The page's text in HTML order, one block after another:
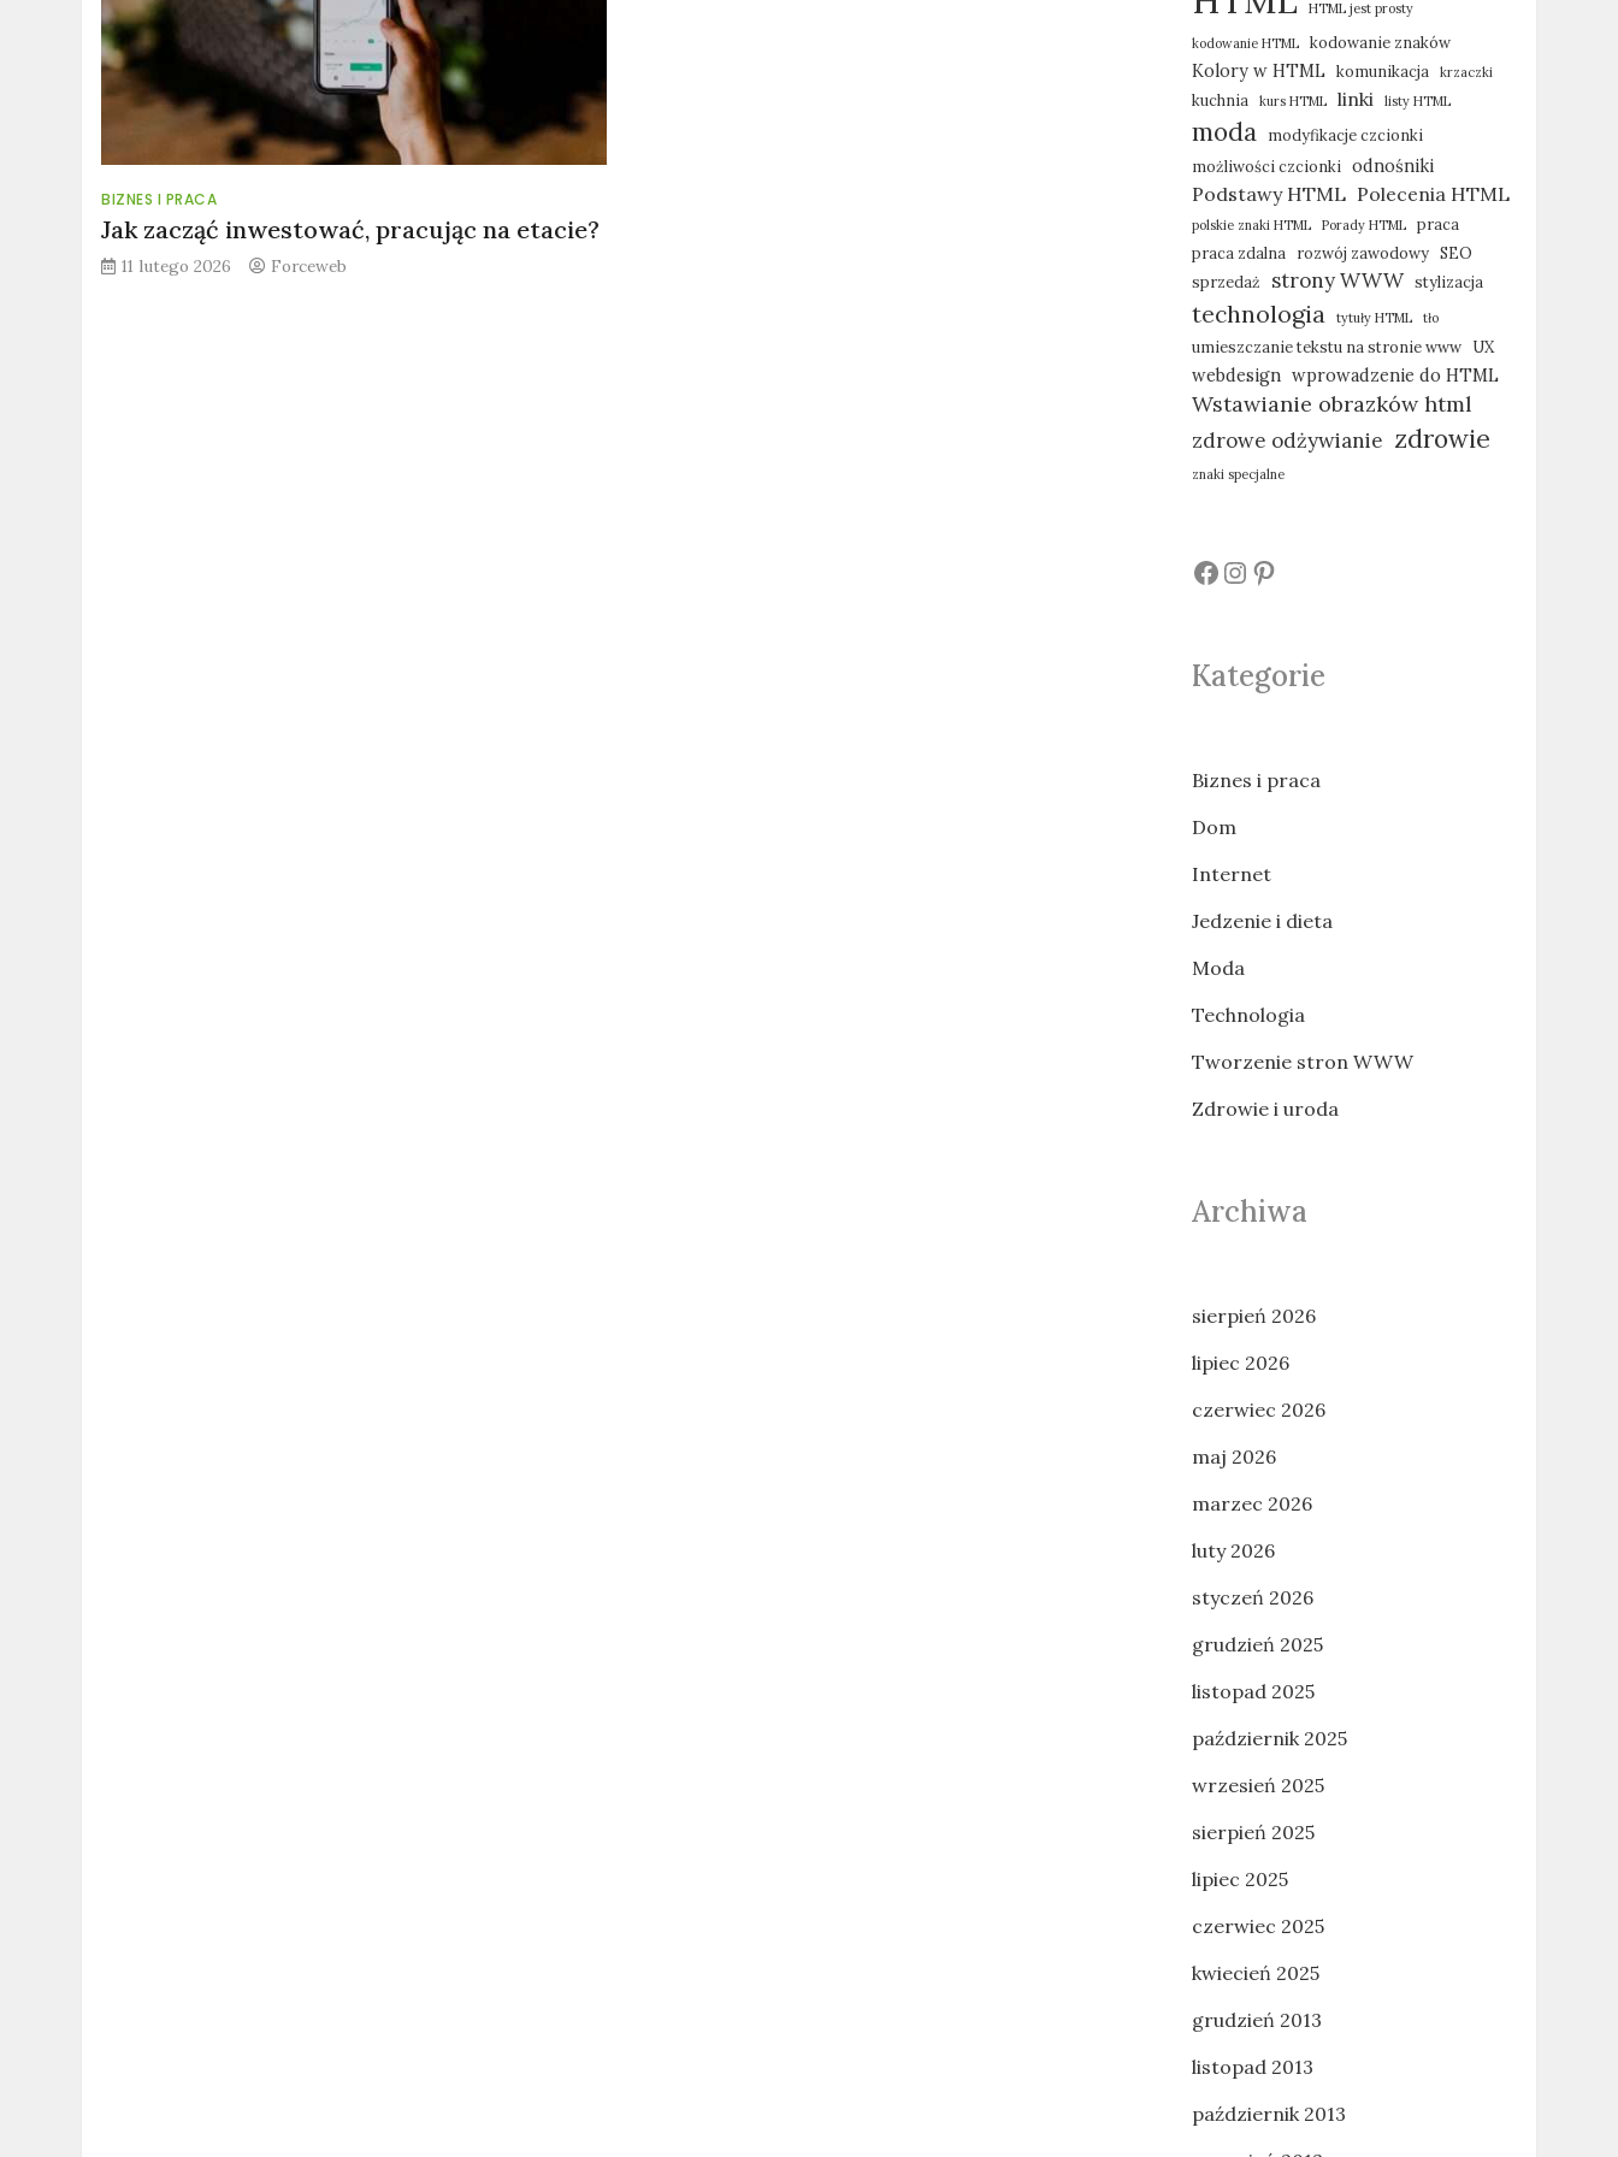
BIZNES I PRACA
Jak zacząć inwestować, pracując na etacie?
11 lutego 2026 Forceweb
HTML jest prosty
kodowanie HTML kodowanie znaków
Kolory w HTML komunikacja krzaczki
kuchnia kurs HTML linki listy HTML
moda
modyfikacje czcionki
możliwości czcionki
odnośniki
Podstawy HTML Polecenia HTML
polskie znaki HTML Porady HTML
praca
praca zdalna
rozwój zawodowy SEO
sprzedaż
strony WWW stylizacja
technologia tytuły HTML tło
umieszczanie tekstu na stronie www UX
webdesign wprowadzenie do HTML
Wstawianie obrazków html
zdrowe odżywianie zdrowie
znaki specjalne
# # #
Kategorie
Biznes i praca
Dom
Internet
Jedzenie i dieta
Moda
Technologia
Tworzenie stron WWW
Zdrowie i uroda
Archiwa
sierpień 2026
lipiec 2026
czerwiec 2026
maj 2026
marzec 2026
luty 2026
styczeń 2026
grudzień 2025
listopad 2025
październik 2025
wrzesień 2025
sierpień 2025
lipiec 2025
czerwiec 2025
kwiecień 2025
grudzień 2013
listopad 2013
październik 2013